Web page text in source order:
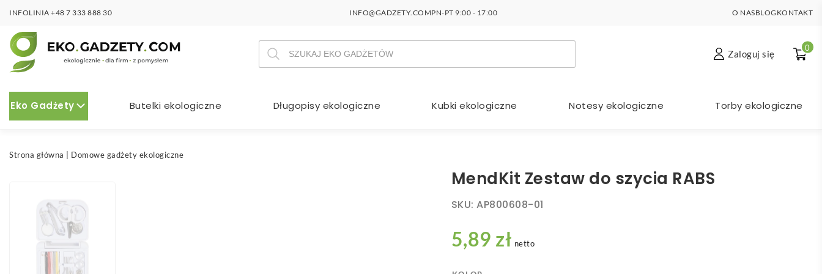
INFOLINIA +48 7 333 888 30 INFO@GADZETY.COMPN-PT 9:00 - 17:00 O NASBLOG KONTAKT
Wyszukiwarka
produktów
Zaloguj się
0
Eko Gadżety Butelki ekologiczne Długopisy ekologiczne Kubki ekologiczne Notesy ekologiczne Torby ekologiczne
Strona główna Domowe gadżety ekologiczne
MendKit Zestaw do szycia RABS
SKU:AP800608-01
5,89 zł netto